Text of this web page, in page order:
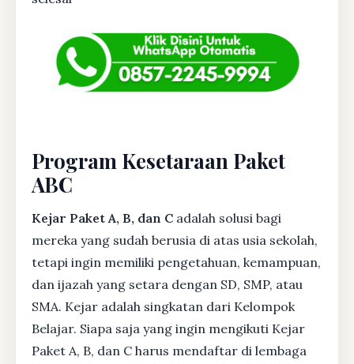
Program Kesetaraan Paket
ABC
Kejar Paket A, B, dan C adalah solusi bagi
mereka yang sudah berusia di atas usia sekolah,
tetapi ingin memiliki pengetahuan, kemampuan,
dan ijazah yang setara dengan SD, SMP, atau
SMA. Kejar adalah singkatan dari Kelompok
Belajar. Siapa saja yang ingin mengikuti Kejar
Paket A, B, dan C harus mendaftar di lembaga